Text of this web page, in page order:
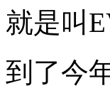
就是叫
到了今